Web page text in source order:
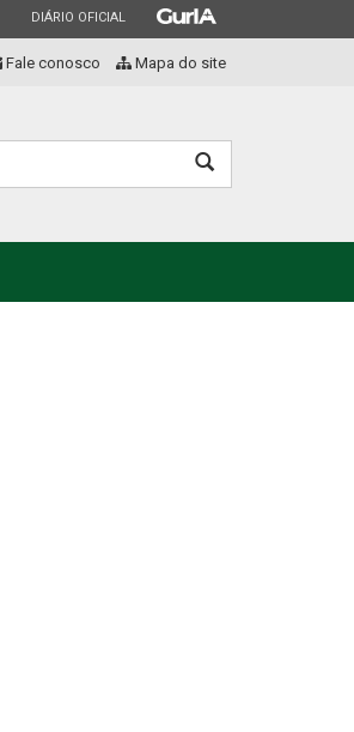
ESTADO
DIÁRIO OFICIAL ESTADO
Fale conosco Mapa do site
Buscar